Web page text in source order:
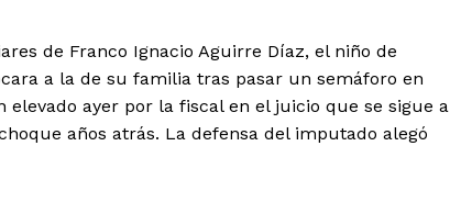
de Franco Ignacio Aguirre Díaz, el niño de
a la de su familia tras pasar un semáforo en
ayer por la fiscal en el juicio que se sigue a
años atrás. La defensa del imputado alegó